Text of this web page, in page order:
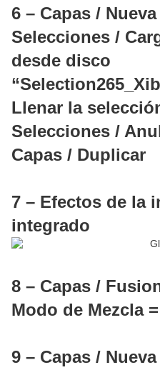
6 – Capas /
Selecciones /
desde disco
Llenar la
Selecciones /
Capas / Duplicar
7 – Efectos de la
integrado
8 – Capas /
Modo de Mezcla
9 – Capas /